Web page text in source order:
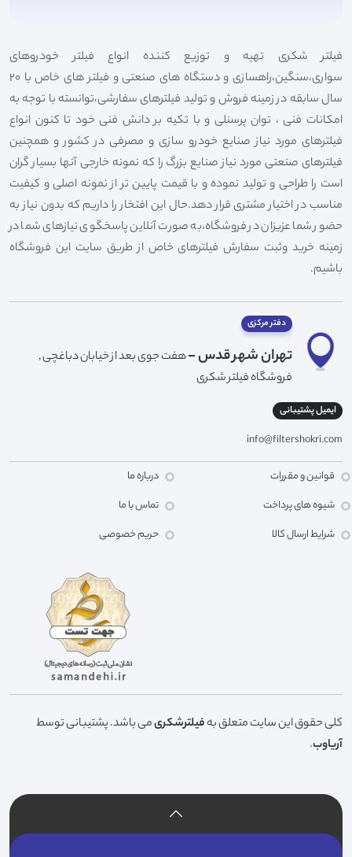
فیلتر شکری تهیه و توزیع کننده انواع فیلتر خودروهای
سواری،سنگین،راهسازی و دستگاه های صنعتی و فیلتر های خاص با 20
سال سابقه در زمینه فروش و تولید فیلترهای سفارشی،توانسته با توجه به
امکانات فنی ، توان پرسنلی و با تکیه بر دانش فنی خود تا کنون انواع
فیلترهای مورد نیاز صنایع خودرو سازی و مصرفی در کشور و همچنین
فیلترهای صنعتی مورد نیاز صنایع بزرگ را که نمونه خارجی آنها بسیار گران
است را طراحی و تولید نموده و با قیمت پایین تر از نمونه اصلی و کیفیت
مناسب در اختیار مشتری قرار دهد.حال این افتخار را داریم که بدون نیاز به
حضور شما عزیزان در فروشگاه،به صورت آنلاین پاسخگوی نیازهای شما در
زمینه خرید وثبت سفارش فیلترهای خاص از طریق سایت این فروشگاه
باشیم.
دفتر مرکزی
تهران شهر قدس -هفت جوی بعد از خیابان دباغچی ,
فروشگاه فیلتر شکری
ایمیل پشتیبانی
info@filtershokri.com
قوانین و مقررات
شیوه های پرداخت
شرایط ارسال کالا
درباره ما
تماس با ما
حریم خصوصی
کلی حقوق این سایت متعلق بهفیلترشکریمی باشد. پشتیبانی توسط
آریاوب.